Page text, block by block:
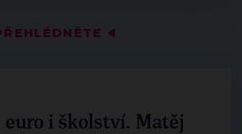
◀
euro i školství. Matěj